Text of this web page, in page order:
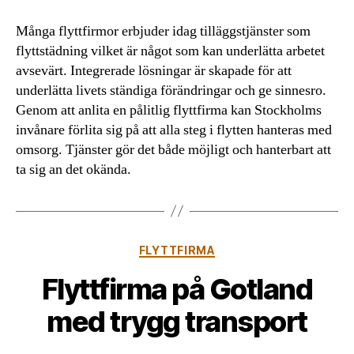
Många flyttfirmor erbjuder idag tilläggstjänster som
flyttstädning vilket är något som kan underlätta arbetet
avsevärt. Integrerade lösningar är skapade för att
underlätta livets ständiga förändringar och ge sinnesro.
Genom att anlita en pålitlig flyttfirma kan Stockholms
invånare förlita sig på att alla steg i flytten hanteras med
omsorg. Tjänster gör det både möjligt och hanterbart att
ta sig an det okända.
Kategorier
FLYTTFIRMA
Flyttfirma på Gotland
med trygg transport